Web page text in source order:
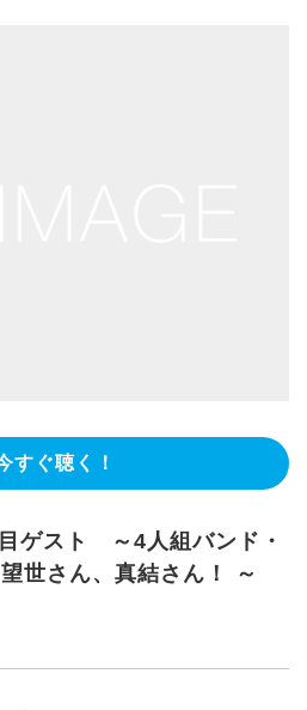
すぐ聴く！
ゲスト ～4人組バンド・
世さん、真結さん！ ～